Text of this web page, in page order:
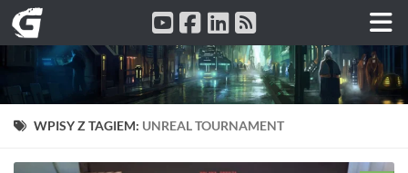
Przeskocz do treści
WPISY Z TAGIEM: UNREAL TOURNAMENT